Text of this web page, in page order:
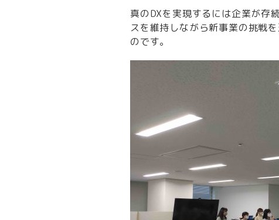
真のDXを実現するには企業が存
スを維持しながら新事業の挑戦
のです。